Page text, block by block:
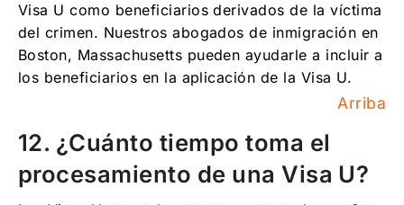
Visa U como beneficiarios derivados de la víctima
del crimen. Nuestros abogados de inmigración en
Boston, Massachusetts pueden ayudarle a incluir a
los beneficiarios en la aplicación de la Visa U.
Arriba
12. ¿Cuánto tiempo toma el
procesamiento de una Visa U?